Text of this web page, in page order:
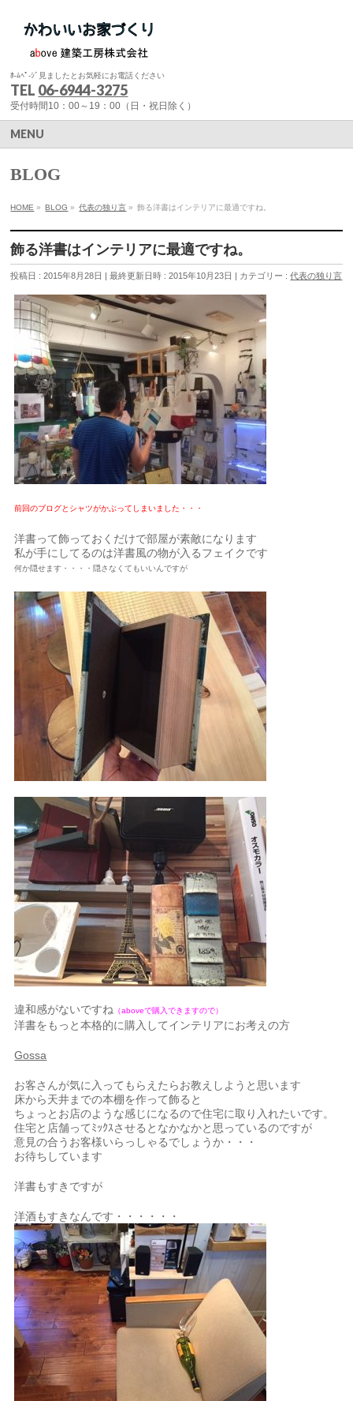
ﾎ-ﾑﾍﾟ-ｼﾞ見ましたとお気軽にお電話ください
TEL 06-6944-3275
受付時間10：00～19：00（日・祝日除く）
MENU
BLOG
HOME » BLOG » 代表の独り言 » 飾る洋書はインテリアに最適ですね。
飾る洋書はインテリアに最適ですね。
投稿日 : 2015年8月28日 最終更新日時 : 2015年10月23日 カテゴリー :代表の独り言
前回のブログとシャツがかぶってしまいました・・・
洋書って飾っておくだけで部屋が素敵になります
私が手にしてるのは洋書風の物が入るフェイクです
何か隠せます・・・・隠さなくてもいいんですが
違和感がないですね （aboveで購入できますので）
洋書をもっと本格的に購入してインテリアにお考えの方
Gossa
お客さんが気に入ってもらえたらお教えしようと思います
床から天井までの本棚を作って飾ると
ちょっとお店のような感じになるので住宅に取り入れたいです。
住宅と店舗ってﾐｯｸｽさせるとなかなかと思っているのですが
意見の合うお客様いらっしゃるでしょうか・・・
お待ちしています
洋書もすきですが
洋酒もすきなんです・・・・・・